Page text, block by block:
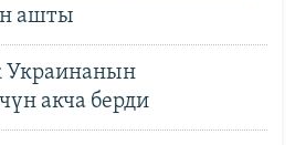
ашты
Украинанын
акча берди